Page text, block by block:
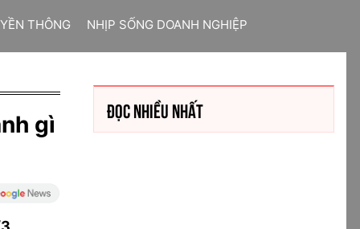
THÔNG NHỊP SỐNG DOANH NGHIỆP
gì
ĐỌC NHIỀU NHẤT